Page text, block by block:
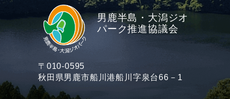
男鹿半島・大潟ジオ
パーク推進協議会
〒010-0595
秋田県男鹿市船川港船川字泉台66－1